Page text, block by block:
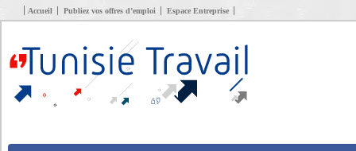
Accueil Publiez vos offres d’emploi Espace Entreprise